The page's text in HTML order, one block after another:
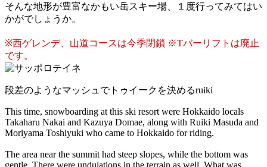
そんな地形が豊富なかもい岳スキー場、１度行ってみてはい
かがでしょうか。
※西ゲレンデ、山道コースは今季閉鎖 ※Tバーリフトは廃止
です。
段差のようなマッシュでトゥイークを決めるruiki
This time, snowboarding at this ski resort were Hokkaido locals
Takaharu Nakai and Kazuya Domae, along with Ruiki Masuda and
Moriyama Toshiyuki who came to Hokkaido for riding.
The area near the summit had steep slopes, while the bottom was
gentle. There were undulations in the terrain as well. What was